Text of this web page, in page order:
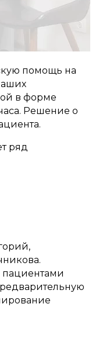
помощь на
в форме
Решение о
ряд
пациентами